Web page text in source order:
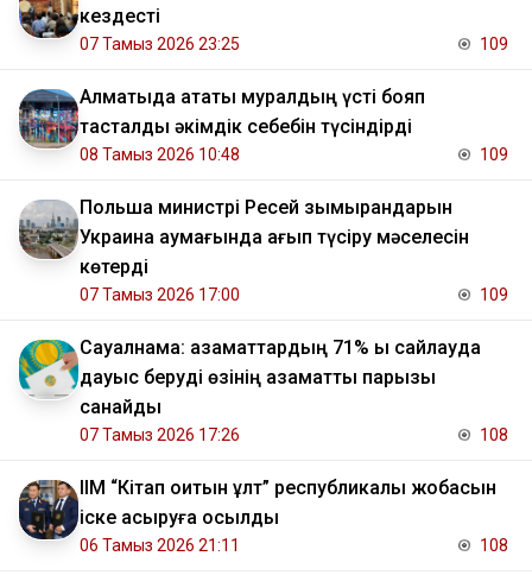
кездесті
07 Тамыз 2026 23:25 109
Алматыда атақты муралдың үсті бояп
тасталды әкімдік себебін түсіндірді
08 Тамыз 2026 10:48 109
Польша министрі Ресей зымырандарын
Украина аумағында қағып түсіру мәселесін
көтерді
07 Тамыз 2026 17:00 109
Сауалнама: азаматтардың 71% ы сайлауда
дауыс беруді өзінің азаматтық парызы
санайды
07 Тамыз 2026 17:26 108
ІІМ “Кітап оқитын ұлт” республикалық жобасын
іске асыруға қосылды
06 Тамыз 2026 21:11 108